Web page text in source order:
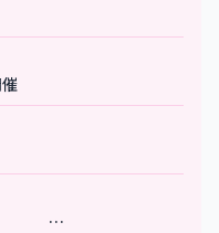
28日 …